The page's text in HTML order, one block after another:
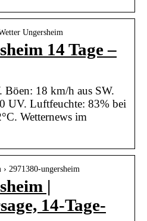
Ungersheim
14 Tage –
18 km/h aus SW.
UV. Luftfeuchte: 83% bei
Wetternews im
2971380-ungersheim
|
14-Tage-